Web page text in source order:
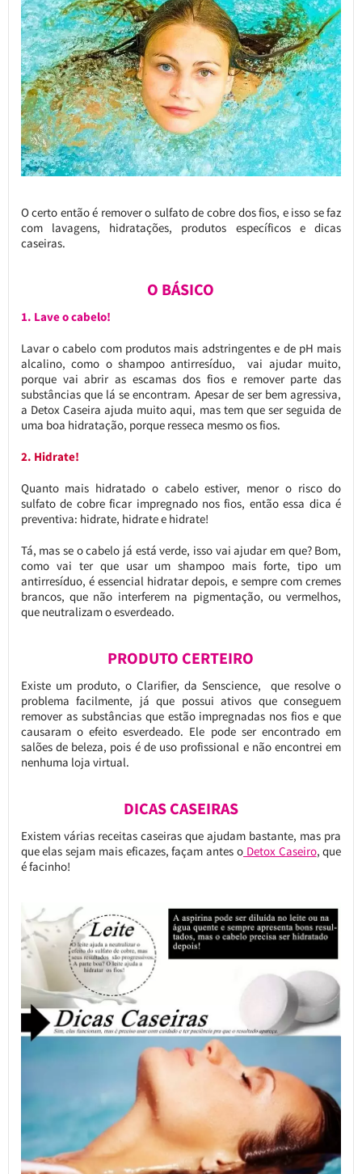
O certo então é remover o sulfato de cobre dos fios, e isso se faz
com lavagens, hidratações, produtos específicos e dicas
caseiras.
O BÁSICO
1. Lave o cabelo!
Lavar o cabelo com produtos mais adstringentes e de pH mais
alcalino, como o shampoo antirresíduo, vai ajudar muito,
porque vai abrir as escamas dos fios e remover parte das
substâncias que lá se encontram. Apesar de ser bem agressiva,
a Detox Caseira ajuda muito aqui, mas tem que ser seguida de
uma boa hidratação, porque resseca mesmo os fios.
2. Hidrate!
Quanto mais hidratado o cabelo estiver, menor o risco do
sulfato de cobre ficar impregnado nos fios, então essa dica é
preventiva: hidrate, hidrate e hidrate!
Tá, mas se o cabelo já está verde, isso vai ajudar em que? Bom,
como vai ter que usar um shampoo mais forte, tipo um
antirresíduo, é essencial hidratar depois, e sempre com cremes
brancos, que não interferem na pigmentação, ou vermelhos,
que neutralizam o esverdeado.
PRODUTO CERTEIRO
Existe um produto, o Clarifier, da Senscience, que resolve o
problema facilmente, já que possui ativos que conseguem
remover as substâncias que estão impregnadas nos fios e que
causaram o efeito esverdeado. Ele pode ser encontrado em
salões de beleza, pois é de uso profissional e não encontrei em
nenhuma loja virtual.
DICAS CASEIRAS
Existem várias receitas caseiras que ajudam bastante, mas pra
que elas sejam mais eficazes, façam antes o Detox Caseiro, que
é facinho!